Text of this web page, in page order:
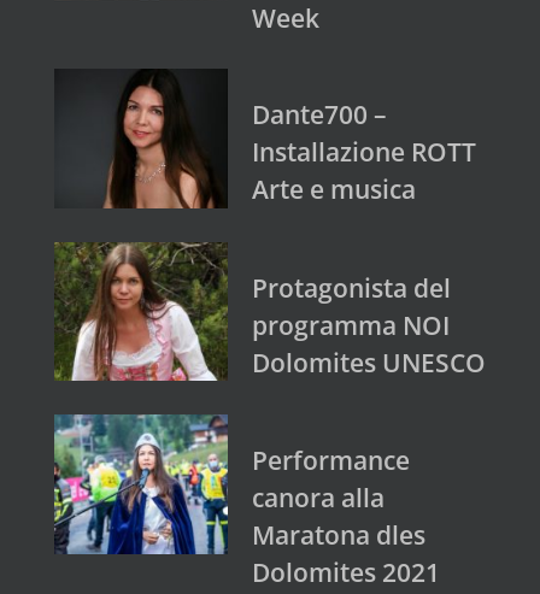
Week
Dante700 –
Installazione ROTT
Arte e musica
Protagonista del
programma NOI
Dolomites UNESCO
Performance
canora alla
Maratona dles
Dolomites 2021